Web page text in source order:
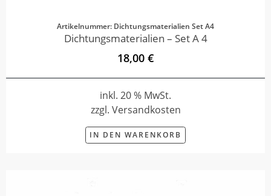
Artikelnummer: Dichtungsmaterialien Set A4
Dichtungsmaterialien – Set A 4
18,00 €
inkl. 20 % MwSt.
zzgl. Versandkosten
IN DEN WARENKORB